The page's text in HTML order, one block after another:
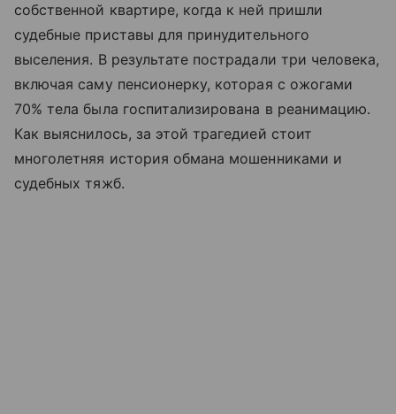
собственной квартире, когда к ней пришли
судебные приставы для принудительного
выселения. В результате пострадали три человека,
включая саму пенсионерку, которая с ожогами
70% тела была госпитализирована в реанимацию.
Как выяснилось, за этой трагедией стоит
многолетняя история обмана мошенниками и
судебных тяжб.